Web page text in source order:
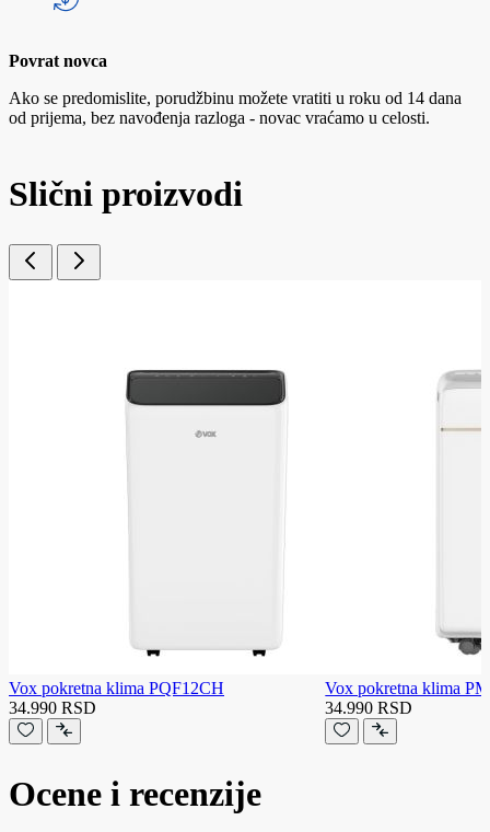
Povrat novca
Ako se predomislite, porudžbinu možete vratiti u roku od 14 dana
od prijema, bez navođenja razloga - novac vraćamo u celosti.
Slični proizvodi
Vox pokretna klima PQF12CH
34.990 RSD
Vox pokretna klima
34.990 RSD
Ocene i recenzije